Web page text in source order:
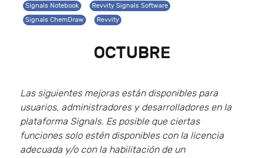
Signals Notebook
Revvity Signals Software
Signals ChemDraw
Revvity
OCTUBRE
Las siguientes mejoras están disponibles para
usuarios, administradores y desarrolladores en la
plataforma Signals. Es posible que ciertas
funciones solo estén disponibles con la licencia
adecuada y/o con la habilitación de un